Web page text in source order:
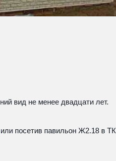
вид не менее двадцати лет.
или посетив павильон Ж2.18 в ТК